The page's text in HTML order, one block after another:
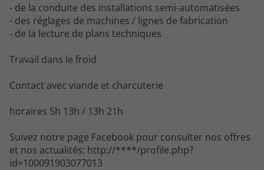
- de la conduite des installations semi-automatisées
- des réglages de machines / lignes de fabrication
- de la lecture de plans techniques
Travail dans le froid
Contact avec viande et charcuterie
horaires 5h 13h / 13h 21h
Suivez notre page Facebook pour consulter nos offres
et nos actualités: http://****/profile.php?
id=100091903077013